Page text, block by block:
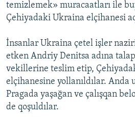
temizlemek» muracaatları ile
Çehiyadaki Ukraina elçihanesi
İnsanlar Ukraina çetel işler
etken Andriy Denitsa adına
vekillerine teslim etip,
elçihanesine yollanıldılar. Anda
Pragada yaşağan ve çalışqan
de qoşuldılar.